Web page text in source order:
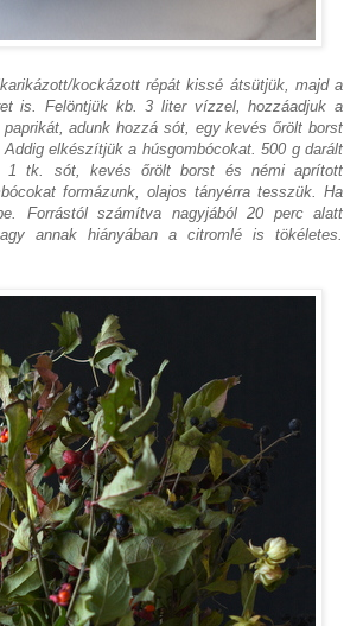
kockázott répát kissé átsütjük, majd a
is. Felöntjük kb. 3 liter vízzel, hozzáadjuk a
adunk hozzá sót, egy kevés őrölt borst
elkészítjük a húsgombócokat. 500 g darált
tk. sót, kevés őrölt borst és némi aprított
formázunk, olajos tányérra tesszük. Ha
Forrástól számítva nagyjából 20 perc alatt
annak hiányában a citromlé is tökéletes.